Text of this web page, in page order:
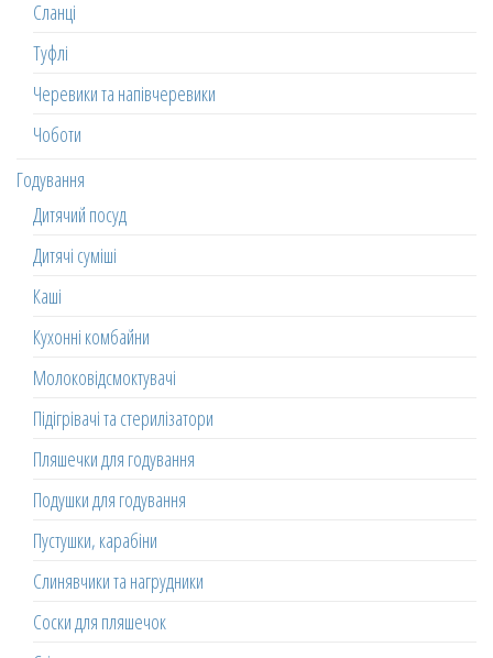
Сланці
Туфлі
Черевики та напівчеревики
Чоботи
Годування
Дитячий посуд
Дитячі суміші
Каші
Кухонні комбайни
Молоковідсмоктувачі
Підігрівачі та стерилізатори
Пляшечки для годування
Подушки для годування
Пустушки, карабіни
Слинявчики та нагрудники
Соски для пляшечок